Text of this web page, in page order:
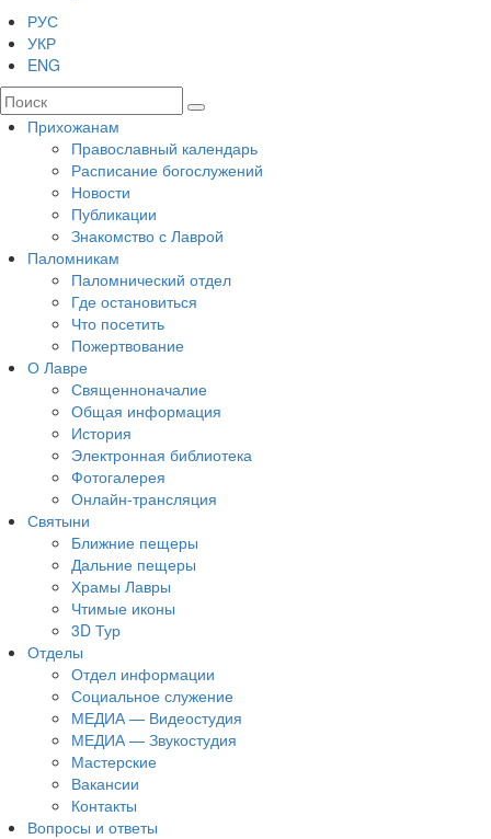
РУС
УКР
ENG
Прихожанам
Православный календарь
Расписание богослужений
Новости
Публикации
Знакомство с Лаврой
Паломникам
Паломнический отдел
Где остановиться
Что посетить
Пожертвование
О Лавре
Священноначалие
Общая информация
История
Электронная библиотека
Фотогалерея
Онлайн-трансляция
Святыни
Ближние пещеры
Дальние пещеры
Храмы Лавры
Чтимые иконы
3D Тур
Отделы
Отдел информации
Социальное служение
МЕДИА — Видеостудия
МЕДИА — Звукостудия
Мастерские
Вакансии
Контакты
Вопросы и ответы